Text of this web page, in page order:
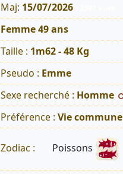
Maj: 15/07/2026
Femme 49 ans
Taille : 1m62 - 48 Kg
Pseudo : Emme
Sexe recherché : Homme
Préférence : Vie commune
Zodiac : Poissons